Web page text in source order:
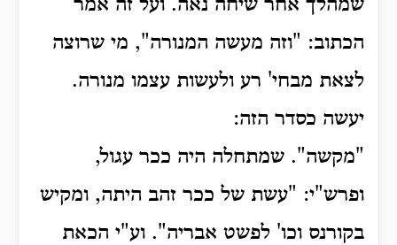
שמהלך אחר שיחה נאה. ועל זה אמר
הכתוב: "וזה מעשה המנורה", מי שרוצה
לצאת מבחי' רע ולעשות עצמו מנורה.
יעשה כסדר הזה:
"מקשה". שמתחלה היה ככר עגול,
ופרש"י: "עשת של ככר זהב היתה, ומקיש
בקורנס וכו' לפשט אבריה". וע"י הכאת